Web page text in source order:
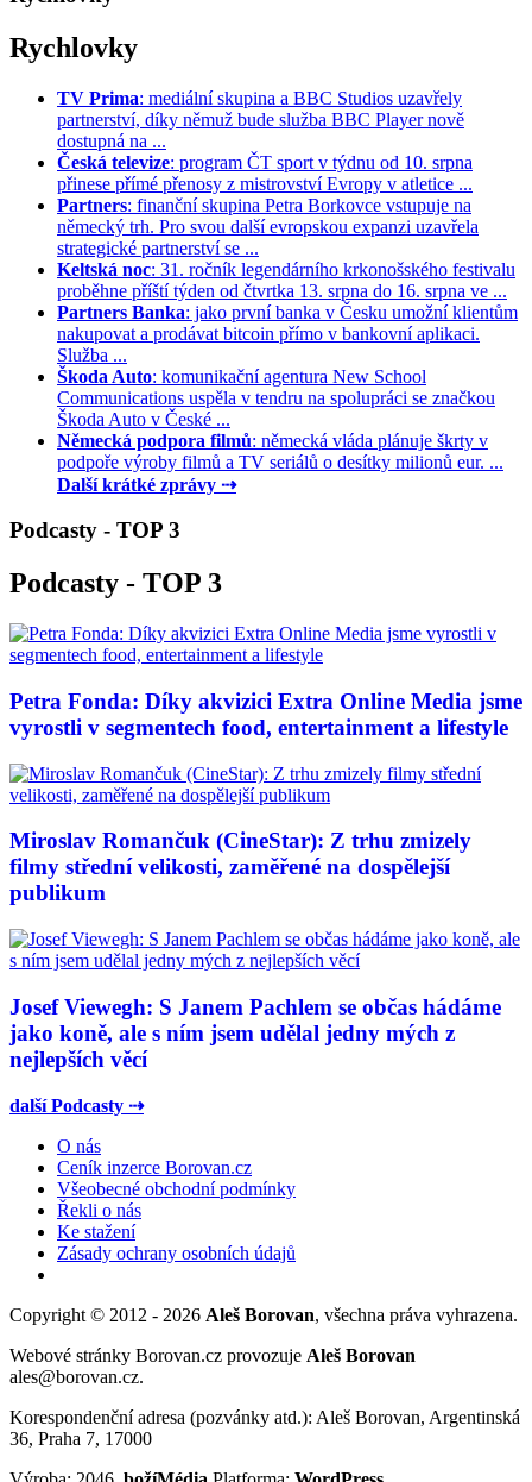
Rychlovky
TV Prima: mediální skupina a BBC Studios uzavřely
partnerství, díky němuž bude služba BBC Player nově
dostupná na ...
Česká televize: program ČT sport v týdnu od 10. srpna
přinese přímé přenosy z mistrovství Evropy v atletice ...
Partners: finanční skupina Petra Borkovce vstupuje na
německý trh. Pro svou další evropskou expanzi uzavřela
strategické partnerství se ...
Keltská noc: 31. ročník legendárního krkonošského festivalu
proběhne příští týden od čtvrtka 13. srpna do 16. srpna ve ...
Partners Banka: jako první banka v Česku umožní klientům
nakupovat a prodávat bitcoin přímo v bankovní aplikaci.
Služba ...
Škoda Auto: komunikační agentura New School
Communications uspěla v tendru na spolupráci se značkou
Škoda Auto v České ...
Německá podpora filmů: německá vláda plánuje škrty v
podpoře výroby filmů a TV seriálů o desítky milionů eur. ...
Další krátké zprávy ⇢
Podcasty - TOP 3
Podcasty - TOP 3
Petra Fonda: Díky akvizici Extra Online Media jsme
vyrostli v segmentech food, entertainment a lifestyle
Miroslav Romančuk (CineStar): Z trhu zmizely
filmy střední velikosti, zaměřené na dospělejší
publikum
Josef Viewegh: S Janem Pachlem se občas hádáme
jako koně, ale s ním jsem udělal jedny mých z
nejlepších věcí
další Podcasty ⇢
O nás
Ceník inzerce Borovan.cz
Všeobecné obchodní podmínky
Řekli o nás
Ke stažení
Zásady ochrany osobních údajů
Copyright © 2012 - 2026 Aleš Borovan, všechna práva vyhrazena.
Webové stránky Borovan.cz provozuje Aleš Borovan
ales@borovan.cz.
Korespondenční adresa (pozvánky atd.): Aleš Borovan, Argentinská
36, Praha 7, 17000